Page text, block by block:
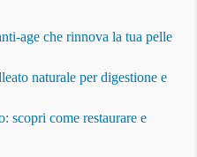
age che rinnova la tua pelle
naturale per digestione e
scopri come restaurare e